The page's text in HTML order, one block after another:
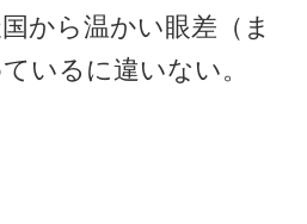
から温かい眼差（ま
いるに違いない。